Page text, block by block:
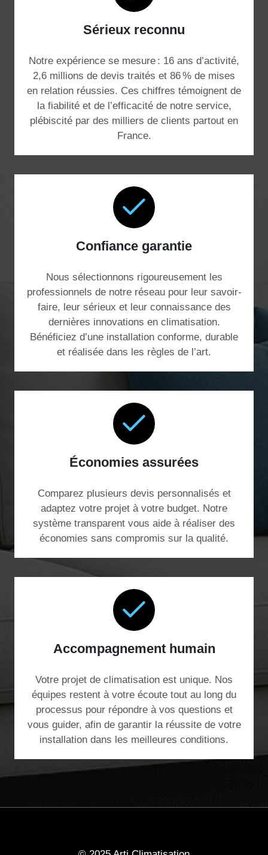
Sérieux reconnu
Notre expérience se mesure : 16 ans d’activité,
2,6 millions de devis traités et 86 % de mises
en relation réussies. Ces chiffres témoignent de
la fiabilité et de l’efficacité de notre service,
plébiscité par des milliers de clients partout en
France.
Confiance garantie
Nous sélectionnons rigoureusement les
professionnels de notre réseau pour leur savoir-
faire, leur sérieux et leur connaissance des
dernières innovations en climatisation.
Bénéficiez d’une installation conforme, durable
et réalisée dans les règles de l’art.
Économies assurées
Comparez plusieurs devis personnalisés et
adaptez votre projet à votre budget. Notre
système transparent vous aide à réaliser des
économies sans compromis sur la qualité.
Accompagnement humain
Votre projet de climatisation est unique. Nos
équipes restent à votre écoute tout au long du
processus pour répondre à vos questions et
vous guider, afin de garantir la réussite de votre
installation dans les meilleures conditions.